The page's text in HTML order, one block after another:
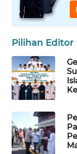
Pilihan Editor
WAHANA
TRAVEL
WAHANA
WAHANANEWS
ID
WAHANANEWS
CO ID
WAHANANEWS